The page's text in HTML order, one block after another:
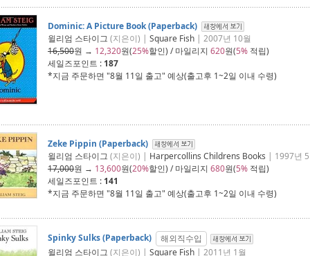
Dominic: A Picture Book (Paperback)
윌리엄 스타이그 (지은이) | Square Fish | 2007년 10월
16,500원 → 12,320원(25%할인) / 마일리지 620원(5% 적립)
세일즈포인트 : 187
*지금 주문하면 "8월 11일 출고" 예상(출고후 1~2일 이내 수령)
Zeke Pippin (Paperback)
윌리엄 스타이그 (지은이) | Harpercollins Childrens Books | 1997년
17,000원 → 13,600원(20%할인) / 마일리지 680원(5% 적립)
세일즈포인트 : 141
*지금 주문하면 "8월 11일 출고" 예상(출고후 1~2일 이내 수령)
Spinky Sulks (Paperback)
해외직수입
윌리엄 스타이그 (지은이) | Square Fish | 2011년 1월